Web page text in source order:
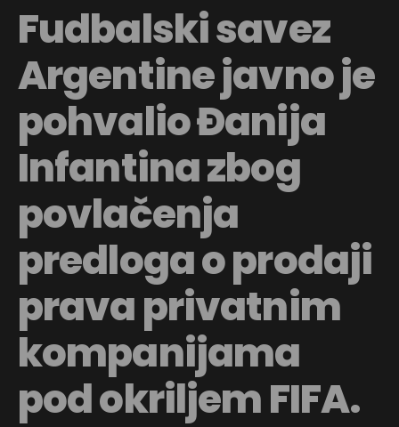
Fudbalski savez
Argentine javno je
pohvalio Đanija
Infantina zbog
povlačenja
predloga o prodaji
prava privatnim
kompanijama
pod okriljem FIFA.